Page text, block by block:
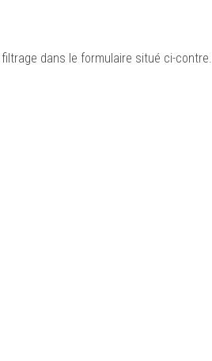
dans le formulaire situé ci-contre.